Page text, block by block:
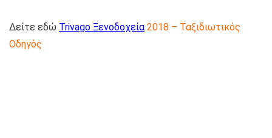
Δείτε εδώ Trivago Ξενοδοχεία 2018 – Ταξιδιωτικός
Οδηγός